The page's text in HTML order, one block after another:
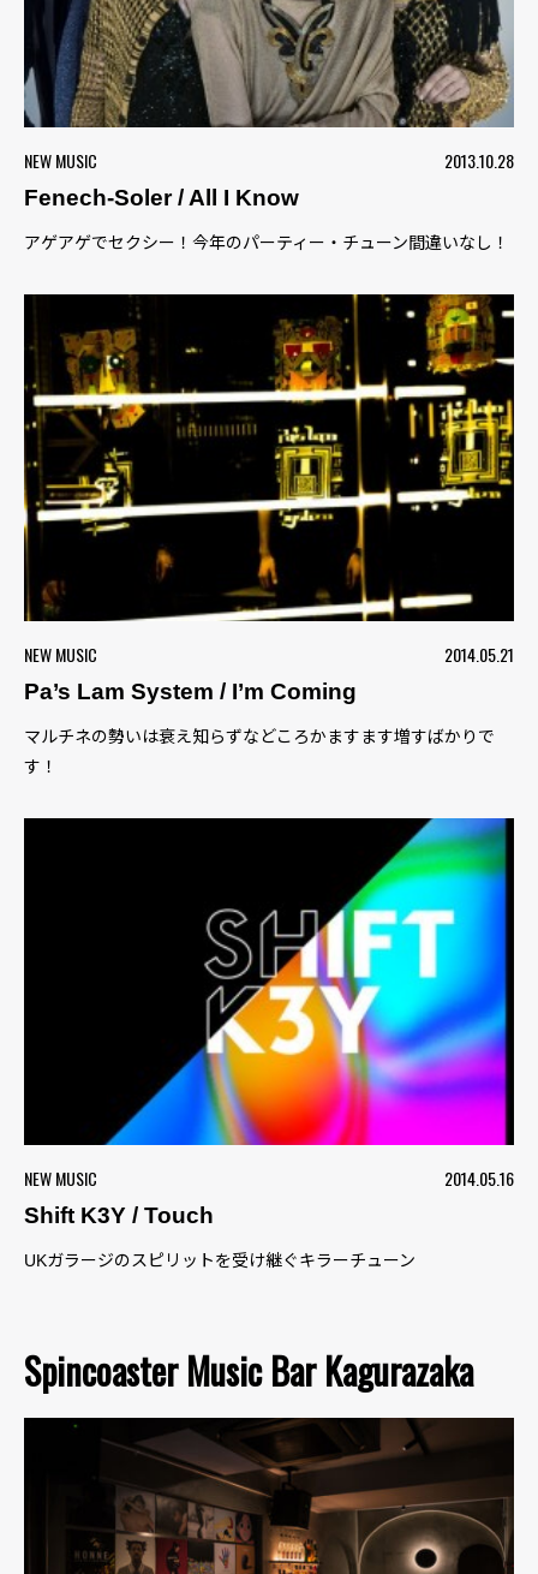
NEW MUSIC
2013.10.28
Fenech-Soler / All I Know
アゲアゲでセクシー！今年のパーティー・チューン間違いなし！
NEW MUSIC
2014.05.21
Pa’s Lam System / I’m Coming
マルチネの勢いは衰え知らずなどころかますます増すばかりで
す！
NEW MUSIC
2014.05.16
Shift K3Y / Touch
UKガラージのスピリットを受け継ぐキラーチューン
Spincoaster Music Bar Kagurazaka